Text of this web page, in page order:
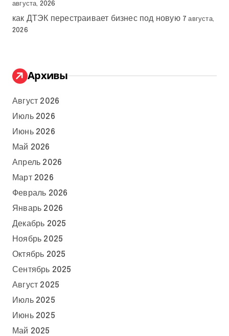
августа, 2026
как ДТЭК перестраивает бизнес под новую 7 августа,
2026
Архивы
Август 2026
Июль 2026
Июнь 2026
Май 2026
Апрель 2026
Март 2026
Февраль 2026
Январь 2026
Декабрь 2025
Ноябрь 2025
Октябрь 2025
Сентябрь 2025
Август 2025
Июль 2025
Июнь 2025
Май 2025